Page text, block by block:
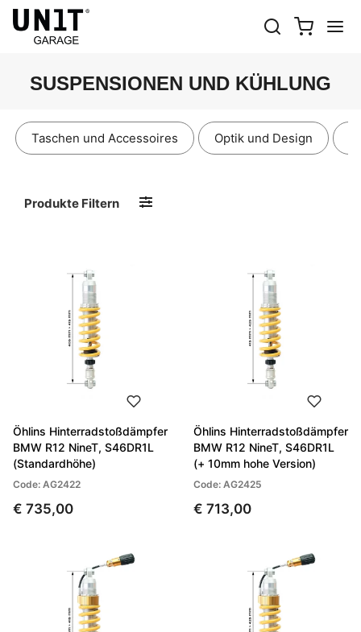
SUSPENSIONEN UND KÜHLUNG
Taschen und Accessoires Optik und Design
Produkte Filtern
Öhlins Hinterradstoßdämpfer
BMW R12 NineT, S46DR1L
(Standardhöhe)
Code: AG2422
€ 735,00
Öhlins Hinterradstoßdämpfer
BMW R12 NineT, S46DR1L
(+ 10mm hohe Version)
Code: AG2425
€ 713,00